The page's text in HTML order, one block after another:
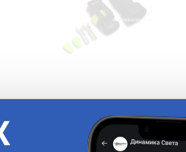
Разъем соединительный 2 контакта
МАМА+ПАПА 2,8мм TITAN WH-2P-KIT /
провод 0,75мм²/герметичный